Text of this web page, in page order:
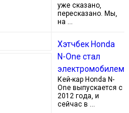
уже сказано,
пересказано. Мы,
на …
Хэтчбек Honda
N-One стал
электромобилем
Кей-кар Honda N-
One выпускается с
2012 года, и
сейчас в …